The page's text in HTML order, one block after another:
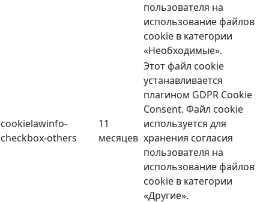
пользователя на
использование файлов
cookie в категории
«Необходимые».
cookielawinfo-
checkbox-others
11
месяцев
Этот файл cookie
устанавливается
плагином GDPR Cookie
Consent. Файл cookie
используется для
хранения согласия
пользователя на
использование файлов
cookie в категории
«Другие».